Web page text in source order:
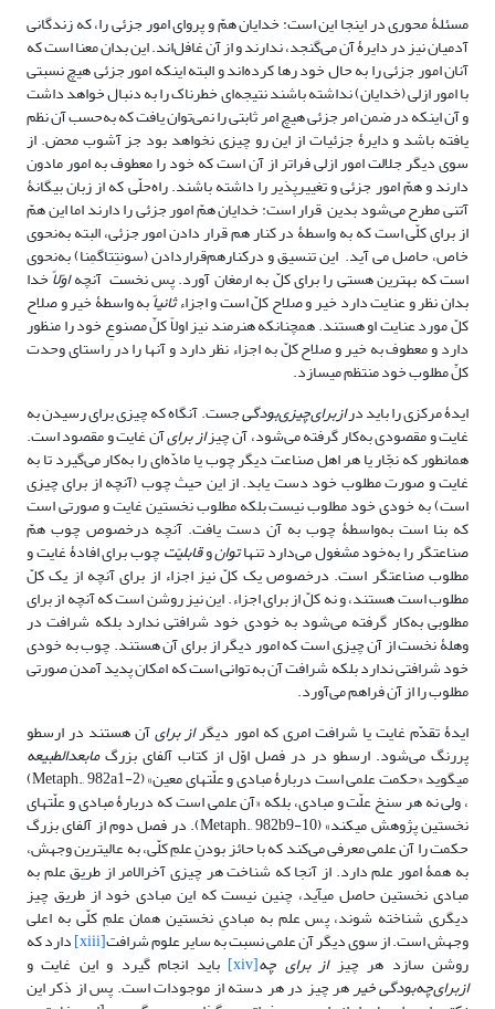
مسئلۀ محوری در اینجا این است: خدایان همّ و پروای امور جزئی را، که زندگانی
آدمیان نیز در دایرۀ آن می‌گنجد، ندارند و از آن غافل‌اند. این بدان معنا است که
آنان امور جزئی را به حال خود رها کرده‌اند و البته اینکه امور جزئی هیچ نسبتی
با امور ازلی (خدایان) نداشته باشند نتیجه‌ای خطرناک را به دنبال خواهد داشت
و آن اینکه در ضمن امر جزئی هیچ امر ثابتی را نمی‌توان یافت که به‌حسب آن نظم
یافته باشد و دایرۀ جزئیات از این رو چیزی نخواهد بود جز آشوب محض. از
سوی دیگر جلالت امور ازلی فراتر از آن است که خود را معطوف به امور مادون
دارند و همّ امور جزئی و تغییرپذیر را داشته باشند. راه‌حلّی که از زبان بیگانۀ
آتنی مطرح می‌شود بدین قرار است: خدایان همّ امور جزئی را دارند اما این همّ
از برای کلّی است که به واسطۀ در کنار هم قرار دادن امور جزئی، البته به‌نحوی
خاص، حاصل می آید. این تنسیق و درکنارهم‌قراردادن (سونتِتاگمِنا) به‌نحوی
است که بهترین هستی را برای کلّ به ارمغان آورد. پس نخست آنچهاوّلاًخدا
بدان نظر و عنایت دارد خیر و صلاح کلّ است و اجزاءثانیاًبه واسطۀ خیر و صلاح
کلّ مورد عنایت او هستند. همچنانکه هنر‎مند نیز اولاً کلِّ مصنوعِ خود را منظور
دارد و معطوف به خیر و صلاح کلّ به اجزاء نظر دارد و آنها را در راستای وحدت
کلِّ مطلوب خود منتظم می‎سازد.
ایدۀ مرکزی را باید درازبرای‌چیزی‌بودگیجست. آنگاه که چیزی برای رسیدن به
غایت و مقصودی به‌کار گرفته می‌شود، آن چیزاز برایآن غایت و مقصود است.
همانطور که نجّار یا هر اهل صناعت دیگر چوب یا مادّه‌ای را به‌کار می‌گیرد تا به
غایت و صورت مطلوب خود دست یابد. از این حیث چوب (آنچه از برای چیزی
است) به خودی خود مطلوب نیست بلکه مطلوب نخستین غایت و صورتی است
که بنا است به‌واسطۀ چوب به آن دست یافت. آنچه درخصوص چوب همّ
صناعتگر را به‌خود مشغول می‌دارد تنهاتوانوقابلیّتچوب برای افادۀ غایت و
مطلوب صناعتگر است. درخصوص یک کلّ نیز اجزاء از برای آنچه از یک کلّ
مطلوب است هستند، و نه کلّ از برای اجزاء. این نیز روشن است که آنچه از برای
مطلوبی به‌کار گرفته می‌شود به خودی خود شرافتی ندارد بلکه شرافت در
وهلۀ نخست از آن چیزی است که امور دیگر از برای آن هستند. چوب به خودی
خود شرافتی ندارد بلکه شرافت آن به توانی است که امکان پدید آمدن صورتی
مطلوب را از آن فراهم می‌آورد.
ایدۀ تقدّم غایت یا شرافت امری که امور دیگراز برایآن هستند در ارسطو
پررنگ می‌شود. ارسطو در در فصل اوّل از کتاب آلفای بزرگمابعدالطبیعه
می‎گوید «حکمت علمی است دربارۀ مبادی و علّت‎های معین» (Metaph., 982a1-2)
، ولی نه هر سنخ علّت و مبادی، بلکه «آن علمی است که دربارۀ مبادی و علّت‎های
نخستین پژوهش می‎کند» (Metaph., 982b9-10). در فصل دوم از آلفای بزرگ
حکمت را آن علمی معرفی می‌کند که با حائز بودنِ علمِ کلّی، به عالی‎ترین وجهش،
به همۀ امور علم دارد. از آنجا که شناخت هر چیزی آخرالامر از طریق علم به
مبادی نخستین حاصل می‎آید، چنین نیست که این مبادی خود از طریق چیز
دیگری شناخته شوند، پس علم به مبادیِ نخستین همان علمِ کلّی به اعلی
وجهش است. از سوی دیگر آن علمی نسبت به سایر علوم شرافت[xiii] دارد که
روشن سازد هر چیزاز برای چه[xiv] باید انجام گیرد و این غایت و
ازبرای‌چه‌بودگیخیرهر چیز در هر دسته از موجودات است. پس از ذکر این